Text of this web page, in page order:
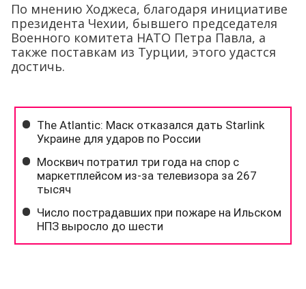
По мнению Ходжеса, благодаря инициативе
президента Чехии, бывшего председателя
Военного комитета НАТО Петра Павла, а
также поставкам из Турции, этого удастся
достичь.